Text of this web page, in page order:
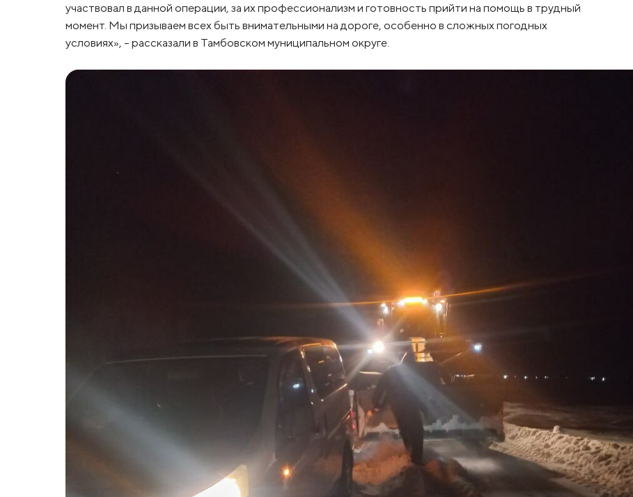
участвовал в данной операции, за их профессионализм и готовность прийти на помощь в трудный
момент. Мы призываем всех быть внимательными на дороге, особенно в сложных погодных
условиях», – рассказали в Тамбовском муниципальном округе.